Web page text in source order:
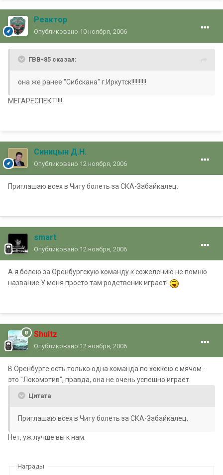
Реактор
Опубликовано 10 ноября, 2006
ГВВ-85 сказал:
она же ранее "Сибскана" г.Иркутск!!!!!!!!!!
МЕГАРЕСПЕКТ!!!!
Синицын Д.Н.
Опубликовано 12 ноября, 2006
Приглашаю всех в Читу болеть за СКА-Забайкалец.
smart
Опубликовано 12 ноября, 2006
А я болею за Оренбургскую команду.к сожелению не помню
название.У меня просто там родственик играет!
Shultz
Опубликовано 12 ноября, 2006
В Оренбурге есть только одна команда по хоккею с мячом -
это "Локомотив", правда, она не очень успешно играет.
Цитата
Приглашаю всех в Читу болеть за СКА-Забайкалец.
Нет, уж лучше вы к нам.
Награды